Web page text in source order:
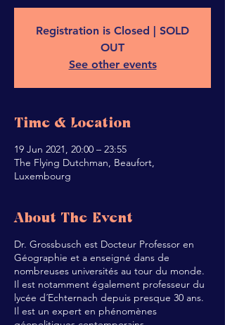
Registration is Closed | SOLD
OUT
See other events
Time & Location
19 Jun 2021, 20:00 – 23:55
The Flying Dutchman, Beaufort,
Luxembourg
About The Event
Dr. Grossbusch est Docteur Professor en
Géographie et a enseigné dans de
nombreuses universités au tour du monde.
Il est notamment également professeur du
lycée d´Echternach depuis presque 30 ans.
Il est un expert en phénomènes